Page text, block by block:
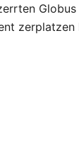
zerplatzen